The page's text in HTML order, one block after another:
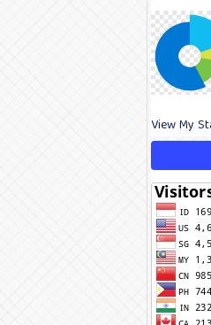
View My